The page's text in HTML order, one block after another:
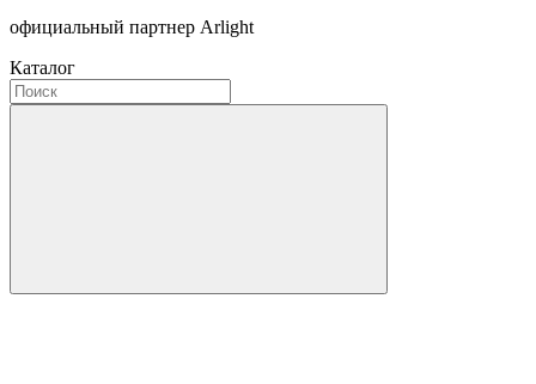
официальный партнер Arlight
Каталог